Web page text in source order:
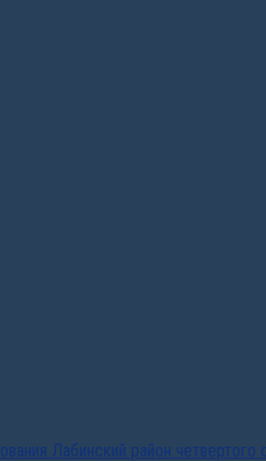
Лабинский район